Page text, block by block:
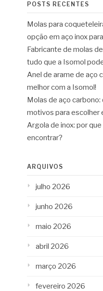
POSTS RECENTES
Molas para
opção em aço inox
Fabricante de molas
tudo que a Isomol
Anel de arame de aço
melhor com a Isomol!
Molas de aço carbono:
motivos para escolher
Argola de inox: por
encontrar?
ARQUIVOS
julho 2026
junho 2026
maio 2026
abril 2026
março 2026
fevereiro 2026